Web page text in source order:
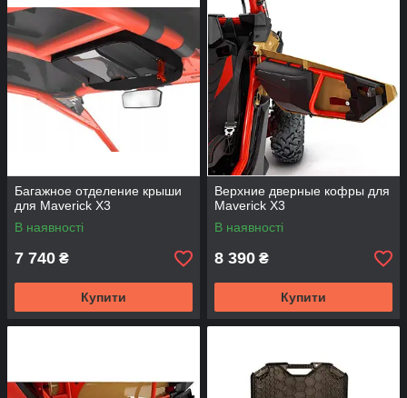
Багажное отделение крыши
для Maverick X3
В наявності
7 740 ₴
Купити
Верхние дверные кофры для
Maverick X3
В наявності
8 390 ₴
Купити